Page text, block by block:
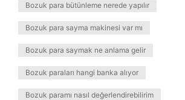
Bozuk para bütünleme nerede yapılır
Bozuk para sayma makinesi var mı
Bozuk para saymak ne anlama gelir
Bozuk paraları hangi banka alıyor
Bozuk paramı nasıl değerlendirebilirim